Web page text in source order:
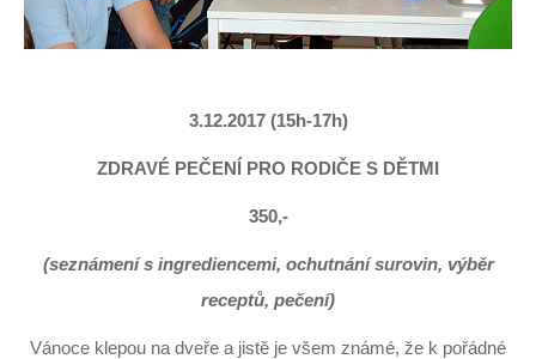
3.12.2017 (15h-17h)
ZDRAVÉ PEČENÍ PRO RODIČE S DĚTMI
350,-
(seznámení s ingrediencemi, ochutnání surovin, výběr
receptů, pečení)
Vánoce klepou na dveře a jistě je všem známé, že k pořádné